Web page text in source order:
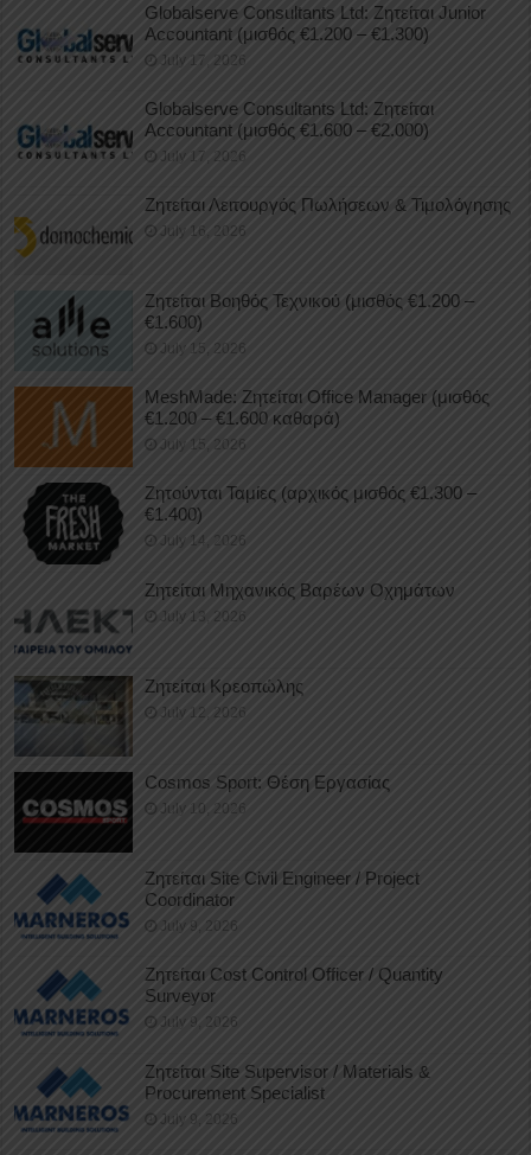
Globalserve Consultants Ltd: Ζητείται Junior
Accountant (μισθός €1.200 – €1.300)
July 17, 2026
Globalserve Consultants Ltd: Ζητείται
Accountant (μισθός €1.600 – €2.000)
July 17, 2026
Ζητείται Λειτουργός Πωλήσεων & Τιμολόγησης
July 16, 2026
Ζητείται Βοηθός Τεχνικού (μισθός €1.200 –
€1.600)
July 15, 2026
MeshMade: Ζητείται Office Manager (μισθός
€1.200 – €1.600 καθαρά)
July 15, 2026
Ζητούνται Ταμίες (αρχικός μισθός €1.300 –
€1.400)
July 14, 2026
Ζητείται Μηχανικός Βαρέων Οχημάτων
July 13, 2026
Ζητείται Κρεοπώλης
July 12, 2026
Cosmos Sport: Θέση Εργασίας
July 10, 2026
Ζητείται Site Civil Engineer / Project
Coordinator
July 9, 2026
Ζητείται Cost Control Officer / Quantity
Surveyor
July 9, 2026
Ζητείται Site Supervisor / Materials &
Procurement Specialist
July 9, 2026